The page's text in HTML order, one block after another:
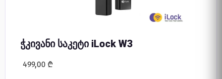
ჭკივანი საკეტი iLock W3
499,00 ₾